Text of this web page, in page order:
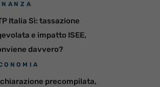
Italia Sì: tassazione
e impatto ISEE,
davvero?
precompilata,